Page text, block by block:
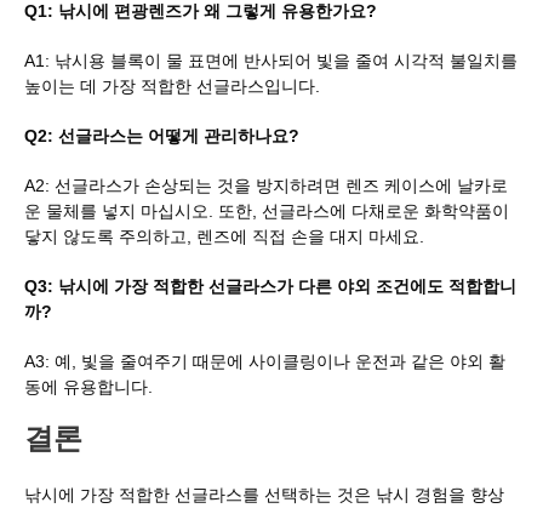
Q1: 낚시에 편광렌즈가 왜 그렇게 유용한가요?
A1: 낚시용 블록이 물 표면에 반사되어 빛을 줄여 시각적 불일치를
높이는 데 가장 적합한 선글라스입니다.
Q2: 선글라스는 어떻게 관리하나요?
A2: 선글라스가 손상되는 것을 방지하려면 렌즈 케이스에 날카로
운 물체를 넣지 마십시오. 또한, 선글라스에 다채로운 화학약품이
닿지 않도록 주의하고, 렌즈에 직접 손을 대지 마세요.
Q3: 낚시에 가장 적합한 선글라스가 다른 야외 조건에도 적합합니
까?
A3: 예, 빛을 줄여주기 때문에 사이클링이나 운전과 같은 야외 활
동에 유용합니다.
결론
낚시에 가장 적합한 선글라스를 선택하는 것은 낚시 경험을 향상